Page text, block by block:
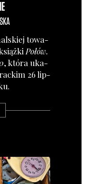
towa­
Połów.
, któ­ra uka­
26 lip­